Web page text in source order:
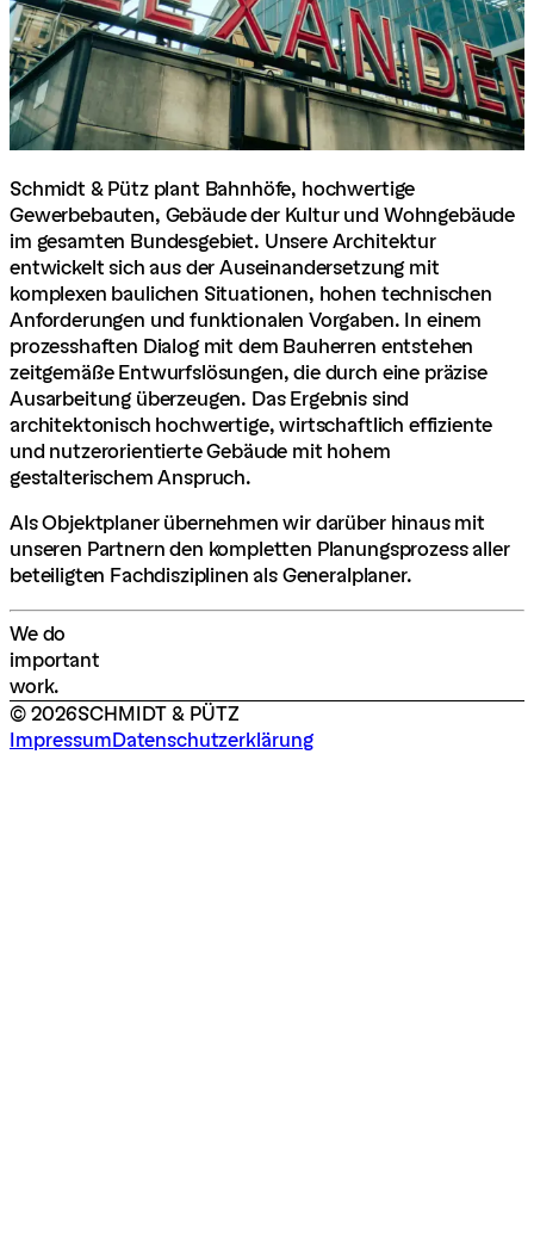
Schmidt & Pütz plant Bahnhöfe, hochwertige
Gewerbebauten, Gebäude der Kultur und Wohngebäude
im gesamten Bundesgebiet. Unsere Architektur
entwickelt sich aus der Auseinandersetzung mit
komplexen baulichen Situationen, hohen technischen
Anforderungen und funktionalen Vorgaben. In einem
prozesshaften Dialog mit dem Bauherren entstehen
zeitgemäße Entwurfslösungen, die durch eine präzise
Ausarbeitung überzeugen. Das Ergebnis sind
architektonisch hochwertige, wirtschaftlich effiziente
und nutzerorientierte Gebäude mit hohem
gestalterischem Anspruch.
Als Objektplaner übernehmen wir darüber hinaus mit
unseren Partnern den kompletten Planungsprozess aller
beteiligten Fachdisziplinen als Generalplaner.
We do
important
work.
© 2026SCHMIDT & PÜTZ
ImpressumDatenschutzerklärung